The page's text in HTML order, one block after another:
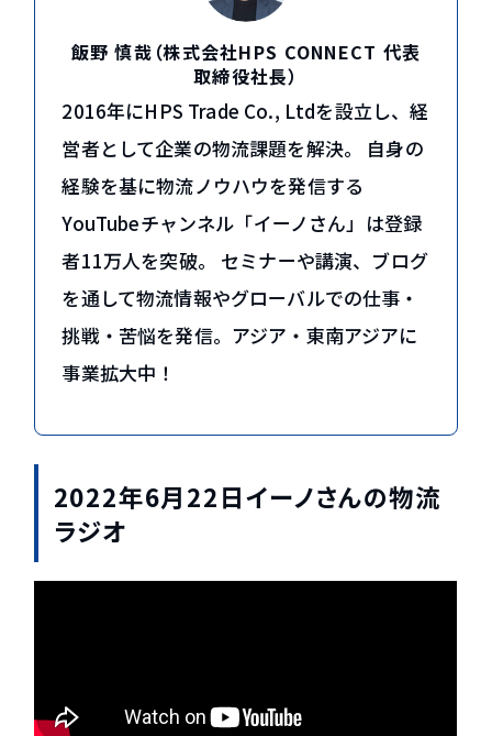
EN
飯野 慎哉（株式会社HPS CONNECT 代表
取締役社長）
2016年にHPS Trade Co., Ltdを設立し、経
営者として企業の物流課題を解決。 自身の
経験を基に物流ノウハウを発信する
YouTubeチャンネル「イーノさん」は登録
者11万人を突破。 セミナーや講演、ブログ
を通して物流情報やグローバルでの仕事・
挑戦・苦悩を発信。アジア・東南アジアに
事業拡大中！
2022年6月22日イーノさんの物流
ラジオ